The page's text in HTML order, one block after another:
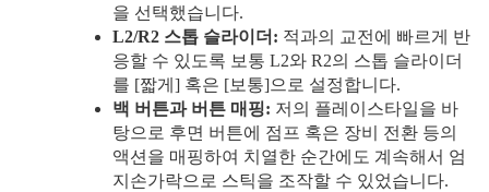
을 선택했습니다.
L2/R2 스톱 슬라이더: 적과의 교전에 빠르게 반
응할 수 있도록 보통 L2와 R2의 스톱 슬라이더
를 [짧게] 혹은 [보통]으로 설정합니다.
백 버튼과 버튼 매핑: 저의 플레이스타일을 바
탕으로 후면 버튼에 점프 혹은 장비 전환 등의
액션을 매핑하여 치열한 순간에도 계속해서 엄
지손가락으로 스틱을 조작할 수 있었습니다.